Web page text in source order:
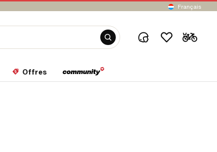
Français
Offres